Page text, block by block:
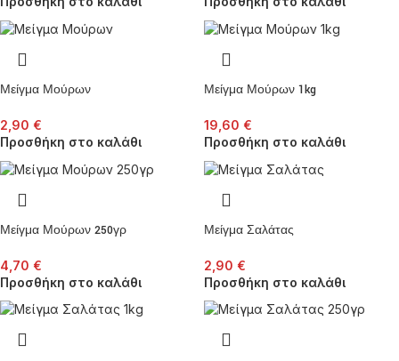
Μείγμα Μούρων
2,90 €
Προσθήκη στο καλάθι
Μείγμα Μούρων 1kg
19,60 €
Προσθήκη στο καλάθι
Μείγμα Μούρων 250γρ
4,70 €
Προσθήκη στο καλάθι
Μείγμα Σαλάτας
2,90 €
Προσθήκη στο καλάθι